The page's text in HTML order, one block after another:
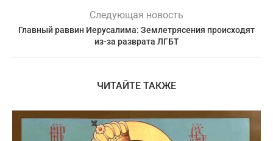
Следующая новость
Главный раввин Иерусалима: Землетрясения происходят
из-за разврата ЛГБТ
ЧИТАЙТЕ ТАКЖЕ